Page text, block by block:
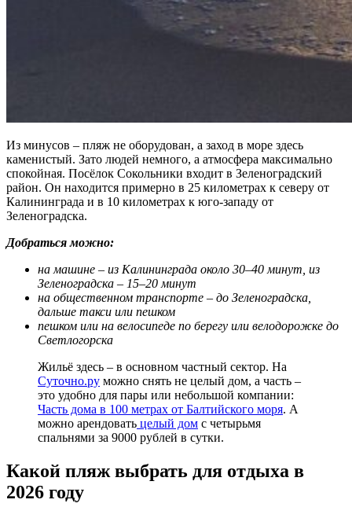
Из минусов – пляж не оборудован, а заход в море здесь
каменистый. Зато людей немного, а атмосфера максимально
спокойная. Посёлок Сокольники входит в Зеленоградский
район. Он находится примерно в 25 километрах к северу от
Калининграда и в 10 километрах к юго-западу от
Зеленоградска.
Добраться можно:
на машине – из Калининграда около 30–40 минут, из
Зеленоградска – 15–20 минут
на общественном транспорте – до Зеленоградска,
дальше такси или пешком
пешком или на велосипеде по берегу или велодорожке до
Светлогорска
Жильё здесь – в основном частный сектор. На
Суточно.ру можно снять не целый дом, а часть –
это удобно для пары или небольшой компании:
Часть дома в 100 метрах от Балтийского моря. А
можно арендовать целый дом с четырьмя
спальнями за 9000 рублей в сутки.
Какой пляж выбрать для отдыха в
2026 году